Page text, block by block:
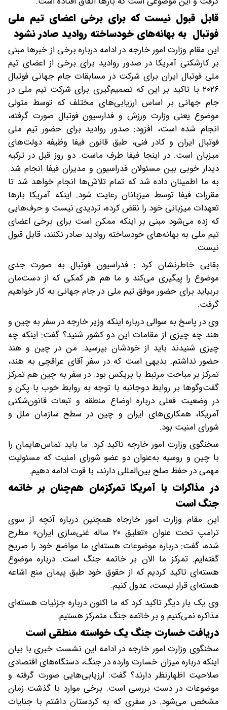
قابل قبول نیست که برای برخی اعضای تیم ملی
فوتبال به بهانه‌های خودساخته روادید صادر نشود
این مقام وزارت امور خارجه در ادامه درباره برخی از خبرها مبنی
بر کارشکنی آمریکا در صدور روادید برای برخی از اعضای تیم
ملی فوتبال ایران برای شرکت در مسابقات جام جهانی فوتبال
۲۰۲۶ با تاکید بر این که تصمیم‌گیری برای شرکت تیم ملی در
جام جهانی بر اساس ارزیابی‌های مختلف که توسط متولی
موضوع یعنی وزارت ورزش و فدارسیون فوتبال صورت گرفته،
انجام شده است، افزود: صدور روادید برای حضور تیم ملی
فوتبال ایران و کادر فنی، طبق قانون فیفا وظیفه دولت‌های
میزبان است. در اینجا فیفا طرف ماست. دو روز قبل در ترکیه
دیدار خوبی بین مسئولان فدراسیون و مدیران فیفا انجام شد.
به ما اطمینان داده شد که تمام تلاش‌ها انجام خواهد شد تا
مقررات فیفا توسط میزبانان رعایت شود. اینکه آمریکا بارها
تعهدات میزبانی خود را نقض کرده، تردیدی نیست و حرف‌هایی
که زده می‌شود مبنی بر اینکه ممکن است برای برخی اعضای
تیم ملی به بهانه‌های خودساخته روادید صادر نکنند، قابل قبول
نیست.
بقایی خاطرنشان کرد : فدراسیون فوتبال به صورت جدی
موضوع را پیگیری می‌کند و ما هم هر کمکی که از دست‌مان
بربیاید برای حضور موفق تیم ملی در جام جهانی به کار خواهیم
گرفت.
وی در پاسخ به سوالی درباره اینکه وزیر خارجه در سفر به چین و
هند چه چیزی از مقامات این دو کشور شنید؟ گفت: اینکه چه
چیزی شنیدند باید از خودشان بپرسید. من در چین و هند
حضور نداشتم. بدیهی است که در سفر آقای عراقچی به هند،
تمرکز بر مباحث مرتبط با بریکس بود. در سفر به چین هم تمرکز
گفت‌وگوها بر روابط دوجانبه با توجه به روابط خوب با پکن و
در وضعیت فعلی درباره اوضاع منطقه و تبعات قانون‌شکنی
آمریکا، همکاری‌های ایران و چین در سطح سازمان ملل و
شورای امنیت بود.
سخنگوی وزارت امور خارجه تاکید کرد: ما باید تماس‌هایمان را
با چین و روسیه به‌عنوان دو عضو شورای امنیت که مسئولیت
مهمی در حفظ صلح بین‌المللی دارند، با قوت ادامه دهیم.
در مذاکرات با آمریکا تمرکزمان هم‌چنان بر خاتمه
جنگ است
این مقام وزارت امور خارجاه همچنین درباره آنچه از سوی
ترامپ تحت عنوان «تعلیق ۲۰ ساله غنی‌سازی ایران» مطرح
شده، گفت: درباره موضوعات هسته‌ای ما مواضع خود را صریح
گفته‌ایم. تمرکز ما الان بر خاتمه جنگ است. درباره موضوع
هسته‌ای تاکید کردیم که از حقوق خود طبق پیمان منع اشاعه
هسته‌ای قرار نیست، عدول کنیم.
وی یک بار دیگر تاکید کرد که ما اکنون درباره جزئیات هسته‌ای
مذاکره نمی‌کنیم و بر خاتمه جنگ متمرکز هستیم.
دریافت خسارت جنگ یک خواسته منطقی است
سخنگوی وزارت امور خارجه در ادامه این نشست خبری با بیان
اینکه درباره میزان خسارت وارده در جنگ، دستگاه‌های اقتصادی
صلاحیت اظهارنظر دارند؟ گفت: ارزیابی‌هایی صورت گرفته و
موضوعات در دست بررسی است. برخی موارد با گذشت زمان
مشخص می‌شود. در سفری که به کردستان داشتم با جنایات